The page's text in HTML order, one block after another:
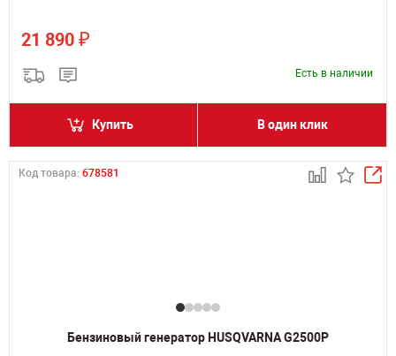
21 890 ₽
Есть в наличии
Купить В один клик
Код товара: 678581
Бензиновый генератор HUSQVARNA G2500P